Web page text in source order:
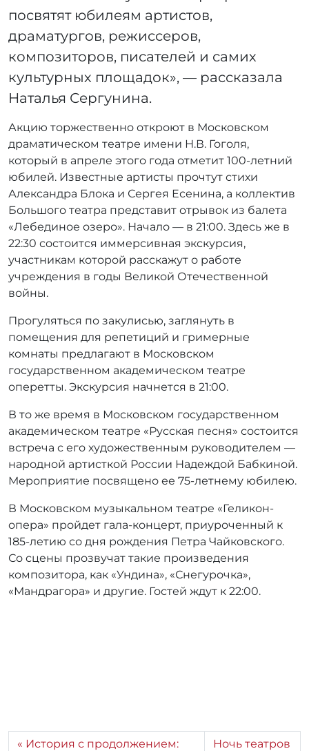
посвятят юбилеям артистов,
драматургов, режиссеров,
композиторов, писателей и самих
культурных площадок», — рассказала
Наталья Сергунина.
Акцию торжественно откроют в Московском
драматическом театре имени Н.В. Гоголя,
который в апреле этого года отметит 100-летний
юбилей. Известные артисты прочтут стихи
Александра Блока и Сергея Есенина, а коллектив
Большого театра представит отрывок из балета
«Лебединое озеро». Начало — в 21:00. Здесь же в
22:30 состоится иммерсивная экскурсия,
участникам которой расскажут о работе
учреждения в годы Великой Отечественной
войны.
Прогуляться по закулисью, заглянуть в
помещения для репетиций и гримерные
комнаты предлагают в Московском
государственном академическом театре
оперетты. Экскурсия начнется в 21:00.
В то же время в Московском государственном
академическом театре «Русская песня» состоится
встреча с его художественным руководителем —
народной артисткой России Надеждой Бабкиной.
Мероприятие посвящено ее 75-летнему юбилею.
В Московском музыкальном театре «Геликон-
опера» пройдет гала-концерт, приуроченный к
185-летию со дня рождения Петра Чайковского.
Со сцены прозвучат такие произведения
композитора, как «Ундина», «Снегурочка»,
«Мандрагора» и другие. Гостей ждут к 22:00.
История с продолжением:
Ночь театров